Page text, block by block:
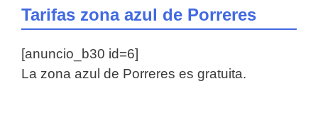
Tarifas zona azul de Porreres
[anuncio_b30 id=6]
La zona azul de Porreres es gratuita.